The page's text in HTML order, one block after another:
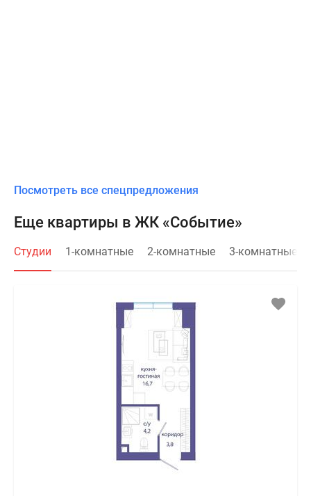
Посмотреть все спецпредложения
Еще квартиры в ЖК «Событие»
Студии 1-комнатные 2-комнатные 3-комнатные